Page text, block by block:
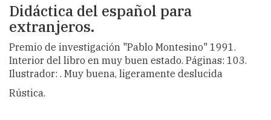
Didáctica del español para
extranjeros.
Premio de investigación "Pablo Montesino" 1991.
Interior del libro en muy buen estado. Páginas: 103.
Ilustrador: . Muy buena, ligeramente deslucida
Rústica.